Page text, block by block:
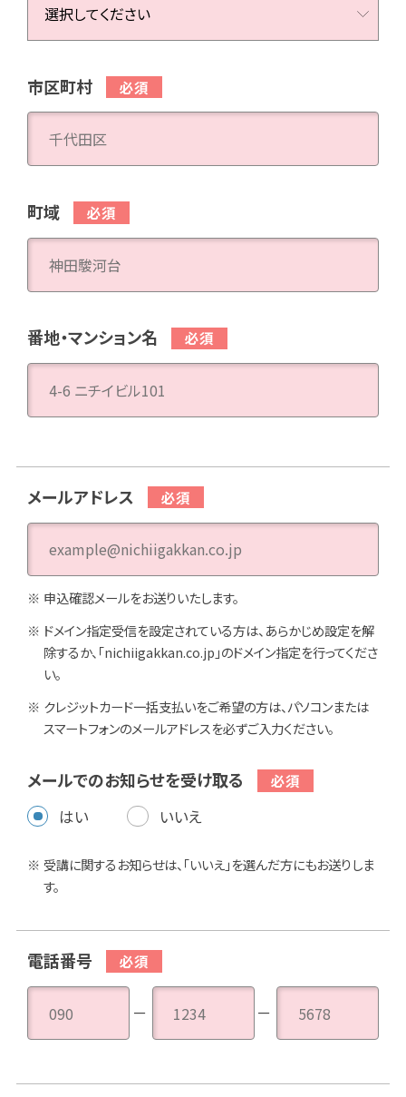
市区町村
町域
番地・マンション名
メールアドレス
申込確認メールをお送りいたします。
ドメイン指定受信を設定されている方は、あらかじめ設定を解
除するか、「nichiigakkan.co.jp」のドメイン指定を行ってくださ
い。
クレジットカード一括支払いをご希望の方は、パソコンまたは
スマートフォンのメールアドレスを必ずご入力ください。
メールでのお知らせを受け取る
はい いいえ
受講に関するお知らせは、「いいえ」を選んだ方にもお送りしま
す。
電話番号
－ －